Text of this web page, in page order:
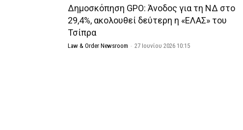
Δημοσκόπηση GPO: Άνοδος για τη ΝΔ στο
29,4%, ακολουθεί δεύτερη η «ΕΛΑΣ» του
Τσίπρα
Law & Order Newsroom - 27 Ιουνίου 2026 10:15